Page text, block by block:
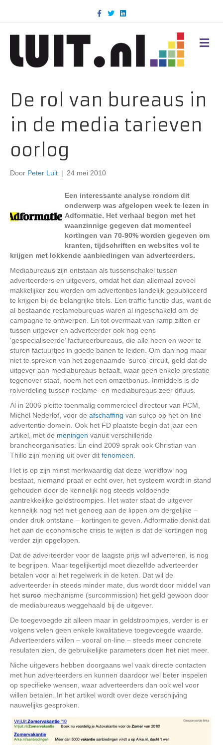
c
k
T
w
i
n
d
M
E
De rol van bureaus in
in de media tarieven
oorlog
Door Peter Luit | 24 mei 2010
Een interessante analyse rondom dit
onderwerp was afgelopen week te lezen in
Adformatie. Het verhaal begon met het
waanzinnige gegeven dat momenteel
kortingen van 70-90% worden gegeven om
kranten, tijdschriften en websites vol te
krijgen met lokkende aanbiedingen van adverteerders.
Mediabureaus zijn ontstaan als tussenschakel tussen
adverteerders en uitgevers, omdat het dan allemaal zoveel
makkelijker zou worden om advertenties landelijk gepubliceerd
te krijgen bij de belangrijke titels. Een traffic functie dus, want de
al bestaande reclamebureuas waren al ingeschakeld om de
campagne te ontwerpen. En tot overmaat van ramp zitten er
tussen uitgever en adverteerder ook nog eens
‘gespecialiseerde’ factureerbureaus, die alle heen en weer te
sturen factuurtjes in goede banen te leiden. Om dan nog maar
niet te spreken van het zogenaamde ‘surco’ circuit, geld dat de
uitgever aan mediabureaus betaalt, waar geen enkele prestatie
tegenover staat, noem het een omzetbonus. Inmiddels is de
rolverdeling tussen reclame- en mediabureaus zeer difuus.
Al in 2006 pleitte toenmalig commercieel directeur van PCM,
Michel Nederlof, voor de afschaffing van surco op het on-line
advertentie domein. Ook het FD plaatste begin dat jaar een
artikel, met de meningen vanuit verschillende
brancheorganisaties. En eind 2009 sprak ook Christian van
Thillo zijn mening uit over dit fenomeen
Het is op zijn minst merkwaardig dat deze ‘workflow’ nog
bestaat, niemand praat er echt over, het systeem wordt in stand
gehouden door de kennelijk nog steeds voldoende
aantrekkelijke geldstroompjes. Het water staat de uitgever
kennelijk nog net niet genoeg aan de lippen om dergelijke –
onder druk ontstane – kortingen te geven. Adformatie denkt dat
het aan de economische crisis te wijten is dat de kortingen nog
verder zijn opgelopen.
Dat de adverteerder voor de laagste prijs wil adverteren, is nog
te begrijpen. Maar tegelijkertijd moet diezelfde adverteerder
betalen voor al het regelwerk in de keten. Dat wil de
adverteerder in steeds minder mate, dus wordt door middel van
het surco mechanisme (surcommission) het geld gewoon door
de mediabureaus weggehaald bij de uitgever.
De toegevoegde zit alleen maar in geldstroompjes, verder is er
volgens velen geen enkele kwalitatieve toegevoegde waarde.
Adverteerders willen – vooral on-line – steeds meer concrete
resulaten zien, de gebruikelijke parameters doen het niet meer.
Niche uitgevers hebben doorgaans wel vaak directe contacten
met hun adverteerders en kunnen daardoor wel beter inspelen
op specifieke wensen, waar adverteerders dan ook wel voor
willen betalen. In het artikel wordt over deze verschijving
nauwelijks gesproken.